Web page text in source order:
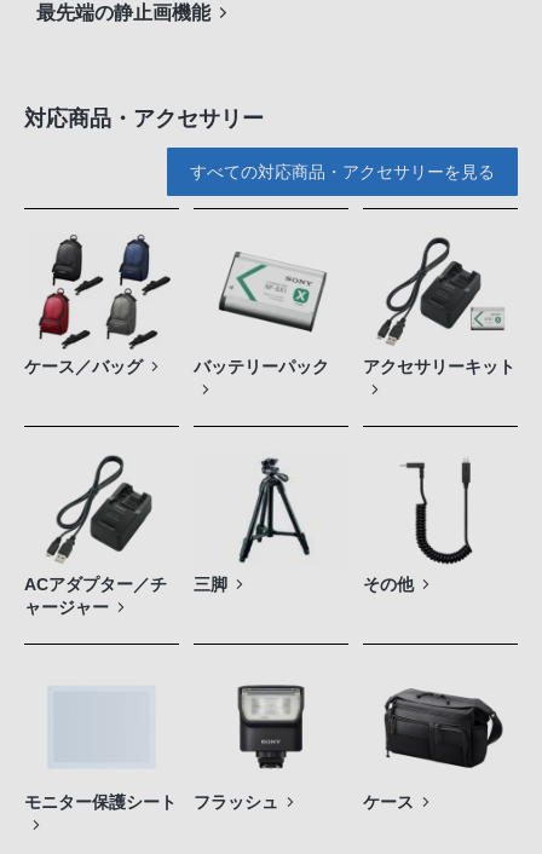
最先端の静止画機能
対応商品・アクセサリー
すべての対応商品・アクセサリーを見る
ケース／バッグ バッテリーパック アクセサリーキット
ACアダプター／チ
ャージャー
三脚 その他
モニター保護シート フラッシュ ケース